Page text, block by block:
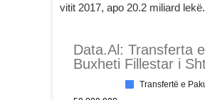
vitit 2017, apo 20.2 miliard lekë.